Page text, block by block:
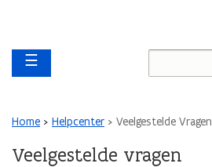
gaan
Main navigation
☰
Kruimelpad
Home Helpcenter Veelgestelde Vragen
Veelgestelde vragen